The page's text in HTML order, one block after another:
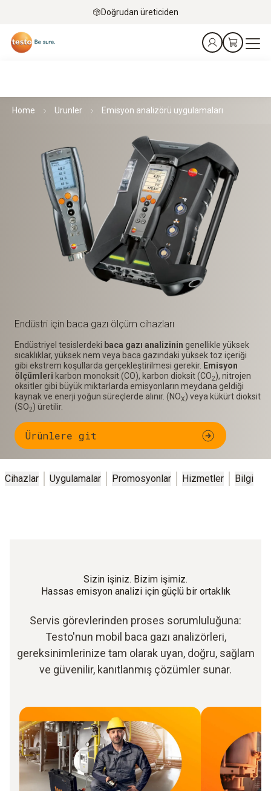
Doğrudan üreticiden
Home Urunler Emisyon analizörü uygulamaları
Endüstri için baca gazı ölçüm cihazları
Endüstriyel tesislerdeki baca gazı analizinin genellikle yüksek
sıcaklıklar, yüksek nem veya baca gazındaki yüksek toz içeriği
gibi ekstrem koşullarda gerçekleştirilmesi gerekir. Emisyon
ölçümleri karbon monoksit (CO), karbon dioksit (CO2), nitrojen
oksitler gibi büyük miktarlarda emisyonların meydana geldiği
kaynak ve enerji yoğun süreçlerde alınır. (NOX) veya kükürt dioksit
(SO2) üretilir.
Ürünlere git
Cihazlar Uygulamalar Promosyonlar Hizmetler Bilgi
Sizin işiniz. Bizim işimiz.
Hassas emisyon analizi için güçlü bir ortaklık
Servis görevlerinden proses sorumluluğuna:
Testo'nun mobil baca gazı analizörleri,
gereksinimlerinize tam olarak uyan, doğru, sağlam
ve güvenilir, kanıtlanmış çözümler sunar.